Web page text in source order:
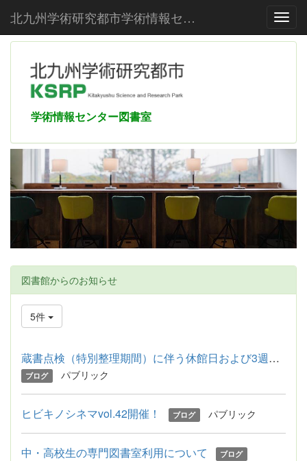
北九州学術研究都市学術情報センター
学術情報センター図書室
図書館からのお知らせ
5件
蔵書点検（特別整理期間）に伴う休館日および3週間貸出のお知らせ
ブログ パブリック
ヒビキノシネマvol.42開催！ ブログ パブリック
中・高校生の専門図書室利用について ブログ